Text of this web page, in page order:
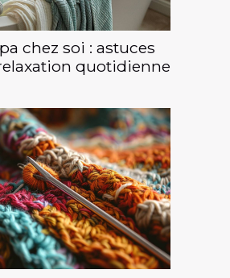
chez soi : astuces
quotidienne